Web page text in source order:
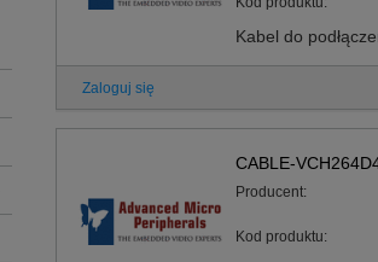
Kabel do
Zaloguj się
CABLE-
Producent:
Kod produktu: